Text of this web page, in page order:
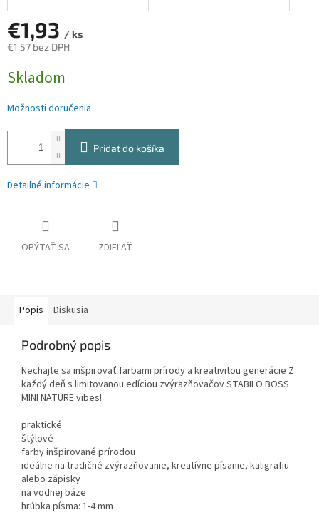
€1,93 / ks
€1,57 bez DPH
cena:
Skladom
Možnosti doručenia
Pridať do košíka
Detailné informácie
OPÝTAŤ SA ZDIEĽAŤ
Popis Diskusia
Podrobný popis
Nechajte sa inšpirovať farbami prírody a kreativitou generácie Z
každý deň s limitovanou edíciou zvýrazňovačov STABILO BOSS
MINI NATURE vibes!
praktické
štýlové
farby inšpirované prírodou
ideálne na tradičné zvýrazňovanie, kreatívne písanie, kaligrafiu
alebo zápisky
na vodnej báze
hrúbka písma: 1-4 mm